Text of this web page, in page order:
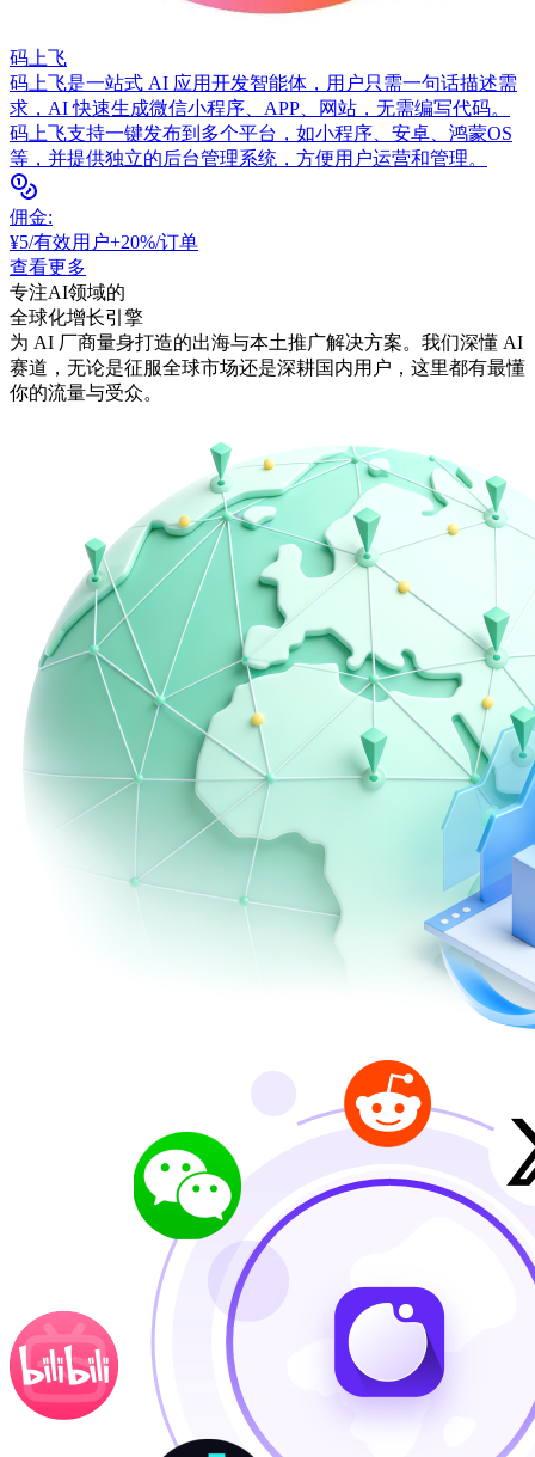
码上飞
码上飞是一站式 AI 应用开发智能体，用户只需一句话描述需
求，AI 快速生成微信小程序、APP、网站，无需编写代码。
码上飞支持一键发布到多个平台，如小程序、安卓、鸿蒙OS
等，并提供独立的后台管理系统，方便用户运营和管理。
佣金:
¥5/有效用户+20%/订单
查看更多
专注AI领域的
全球化增长引擎
为 AI 厂商量身打造的出海与本土推广解决方案。我们深懂 AI
赛道，无论是征服全球市场还是深耕国内用户，这里都有最懂
你的流量与受众。